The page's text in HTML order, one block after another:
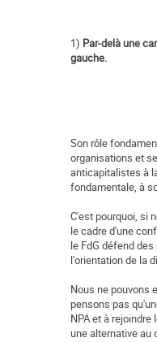
1) Par-delà une
gauche.
Son rôle
organisations et
anticapitalistes à
fondamentale, à
C'est pourquoi, si
le cadre d'une
le FdG défend
l'orientation de la
Nous ne pouvons
pensons pas
NPA et à
une alternative au